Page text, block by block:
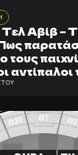
Αβίβ –
τους